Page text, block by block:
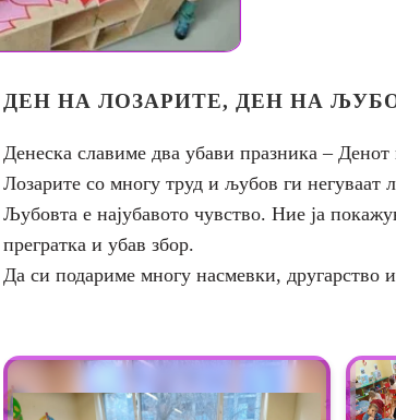
ДЕН НА ЛОЗАРИТЕ, ДЕН НА
Денеска славиме два убави празника –
Лозарите со многу труд и љубов ги негуваат
Љубовта е најубавото чувство. Ние ја
прегратка и убав збор.
Да си подариме многу насмевки, другарство